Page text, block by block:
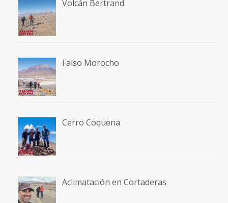
Volcán Bertrand
Falso Morocho
Cerro Coquena
Aclimatación en Cortaderas